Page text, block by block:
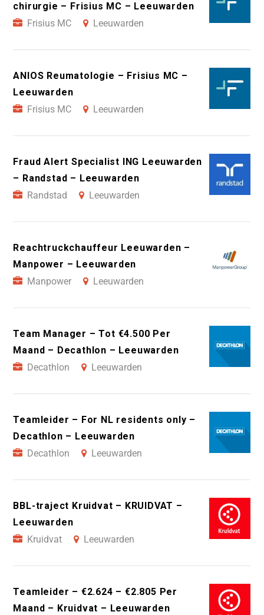
chirurgie – Frisius MC – Leeuwarden
Frisius MC
Leeuwarden
ANIOS Reumatologie – Frisius MC –
Leeuwarden
Frisius MC
Leeuwarden
Fraud Alert Specialist ING Leeuwarden
– Randstad – Leeuwarden
Randstad
Leeuwarden
Reachtruckchauffeur Leeuwarden –
Manpower – Leeuwarden
Manpower
Leeuwarden
Team Manager – Tot €4.500 Per
Maand – Decathlon – Leeuwarden
Decathlon
Leeuwarden
Teamleider – For NL residents only –
Decathlon – Leeuwarden
Decathlon
Leeuwarden
BBL-traject Kruidvat – KRUIDVAT –
Leeuwarden
Kruidvat
Leeuwarden
Teamleider – €2.624 – €2.805 Per
Maand – Kruidvat – Leeuwarden